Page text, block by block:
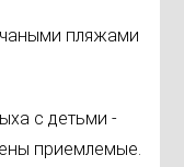
пляжами
с детьми -
приемлемые.